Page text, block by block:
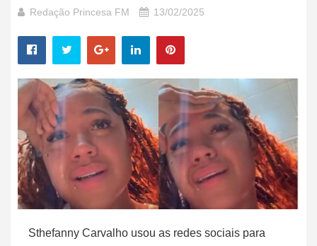
Redação Princesa FM 13/02/2025
Sthefanny Carvalho usou as redes sociais para